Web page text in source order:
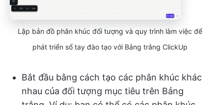
Lập bản đồ phân khúc đối tượng và quy trình làm việc để
phát triển sổ tay đào tạo với Bảng trắng ClickUp
Bắt đầu bằng cách tạo các phân khúc khác
nhau của đối tượng mục tiêu trên Bảng